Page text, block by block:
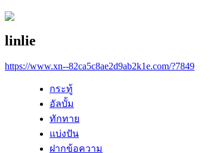
linlie
https://www.xn--82ca5c8ae2d9ab2k1e.com/?7849
กระทู้
อัลบั้ม
ทักทาย
แบ่งปัน
ฝากข้อความ